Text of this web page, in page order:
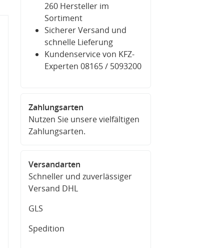
260 Hersteller im
Sortiment
Sicherer Versand und
schnelle Lieferung
Kundenservice von KFZ-
Experten 08165 / 5093200
Zahlungsarten
Nutzen Sie unsere vielfältigen
Zahlungsarten.
Versandarten
Schneller und zuverlässiger
Versand DHL
GLS
Spedition